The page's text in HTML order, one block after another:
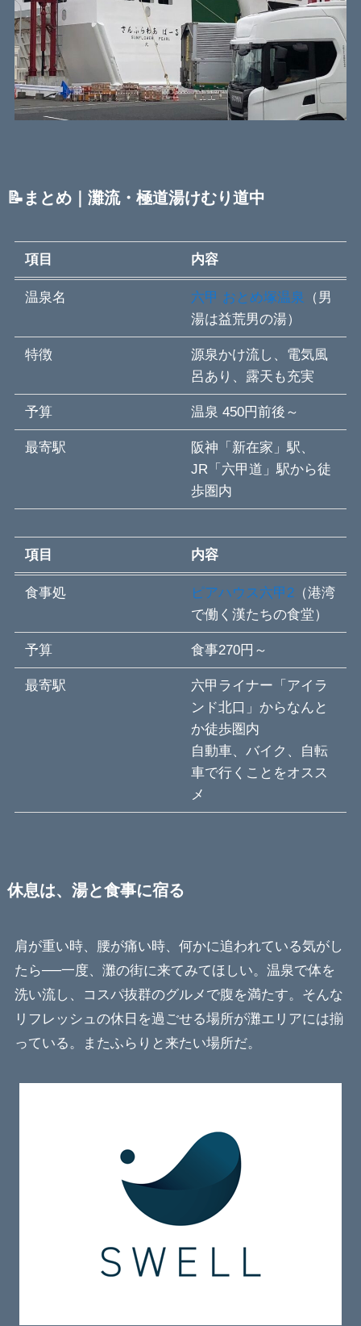
📝まとめ｜灘流・極道湯けむり道中
項目 内容
温泉名 六甲 おとめ塚温泉 （男
湯は益荒男の湯）
特徴
源泉かけ流し、電気風
呂あり、露天も充実
予算 温泉 450円前後～
最寄駅
阪神「新在家」駅、
JR「六甲道」駅から徒
歩圏内
項目 内容
食事処 ピアハウス六甲2（港湾
で働く漢たちの食堂）
予算 食事270円～
最寄駅
六甲ライナー「アイラ
ンド北口」からなんと
か徒歩圏内
自動車、バイク、自転
車で行くことをオスス
メ
休息は、湯と食事に宿る
肩が重い時、腰が痛い時、何かに追われている気がし
たら──一度、灘の街に来てみてほしい。温泉で体を
洗い流し、コスパ抜群のグルメで腹を満たす。そんな
リフレッシュの休日を過ごせる場所が灘エリアには揃
っている。またふらりと来たい場所だ。